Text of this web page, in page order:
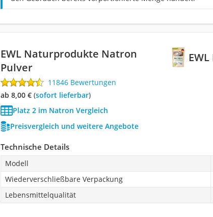
EWL Naturprodukte Natron
Pulver
11846 Bewertungen
ab 8,00 €( Sofort lieferbar)
Platz 2 im Natron Vergleich
Preisvergleich und weitere Angebote
Technische Details
Modell
Wiederverschließbare Verpackung
Lebensmittelqualität